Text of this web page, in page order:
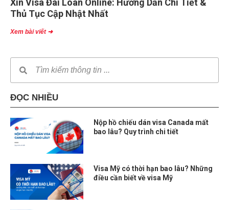
Xin Visa Đài Loan Online: Hướng Dẫn Chi Tiết &
Thủ Tục Cập Nhật Nhất
Xem bài viết ➜
ĐỌC NHIỀU
Nộp hồ chiếu dán visa Canada mất
bao lâu? Quy trình chi tiết
Visa Mỹ có thời hạn bao lâu? Những
điều cần biết về visa Mỹ